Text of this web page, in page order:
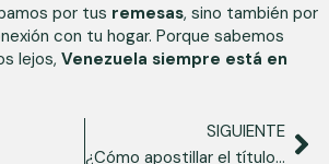
por tus remesas, sino también por
con tu hogar. Porque sabemos
lejos, Venezuela siempre está en
SIGUIENTE
¿Cómo apostillar el título de bachiller venezolano en España?